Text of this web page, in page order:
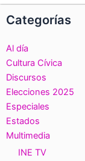
Categorías
Al día
Cultura Cívica
Discursos
Elecciones 2025
Especiales
Estados
Multimedia
INE TV